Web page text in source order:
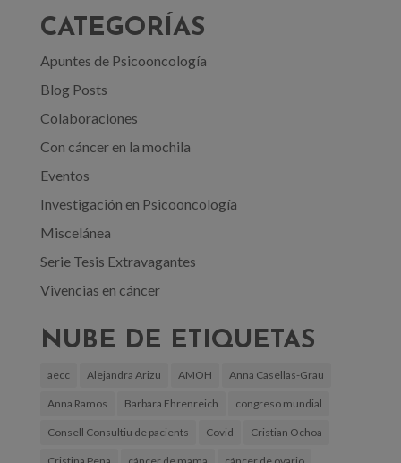
CATEGORÍAS
Apuntes de Psicooncología
Blog Posts
Colaboraciones
Con cáncer en la mochila
Eventos
Investigación en Psicooncología
Miscelánea
Serie Tesis Extravagantes
Vivencias en cáncer
NUBE DE ETIQUETAS
aecc Alejandra Arizu AMOH Anna Casellas-Grau
Anna Ramos Barbara Ehrenreich congreso mundial
Consell Consultiu de pacients Covid Cristian Ochoa